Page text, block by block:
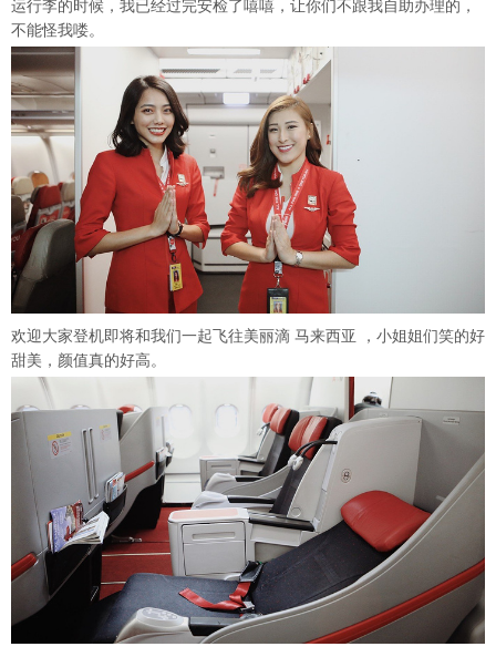
运行李的时候，我已经过完安检了嘻嘻，让你们不跟我自助办理的，
不能怪我喽。
欢迎大家登机即将和我们一起飞往美丽滴 马来西亚 ，小姐姐们笑的好
甜美，颜值真的好高。